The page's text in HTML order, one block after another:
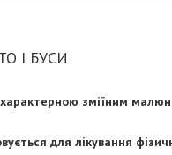
І БУСИ
зміїним
для лікування